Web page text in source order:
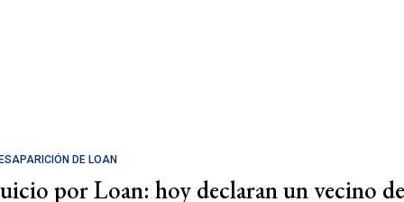
DE LOAN
por Loan: hoy declaran un vecino de